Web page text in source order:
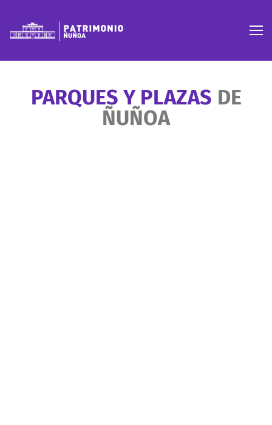
PARQUES Y PLAZAS DE
ÑUÑOA